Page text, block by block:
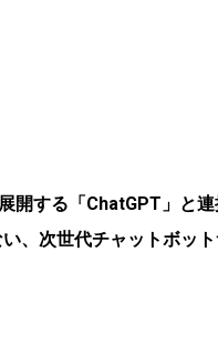
開する「ChatGPT」と
、次世代チャットボット